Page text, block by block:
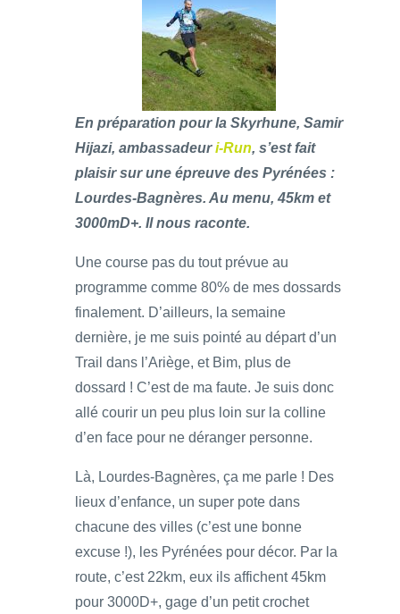
En préparation pour la Skyrhune, Samir
Hijazi, ambassadeuri-Run, s’est fait
plaisir sur une épreuve des Pyrénées :
Lourdes-Bagnères. Au menu, 45km et
3000mD+. Il nous raconte.
Une course pas du tout prévue au
programme comme 80% de mes dossards
finalement. D’ailleurs, la semaine
dernière, je me suis pointé au départ d’un
Trail dans l’Ariège, et Bim, plus de
dossard ! C’est de ma faute. Je suis donc
allé courir un peu plus loin sur la colline
d’en face pour ne déranger personne.
Là, Lourdes-Bagnères, ça me parle ! Des
lieux d’enfance, un super pote dans
chacune des villes (c’est une bonne
excuse !), les Pyrénées pour décor. Par la
route, c’est 22km, eux ils affichent 45km
pour 3000D+, gage d’un petit crochet